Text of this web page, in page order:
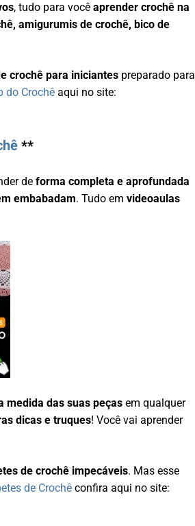
, tudo para vocêaprender crochê na
amigurumis de crochê, bico de
crochê para iniciantes preparado para
do Crochê aqui no site:
**
de forma completa e aprofundada
embabadam. Tudo emvideoaulas
medida das suas peças em qualquer
dicas e truques! Você vai aprender
de crochê impecáveis. Mas esse
de Crochê confira aqui no site: